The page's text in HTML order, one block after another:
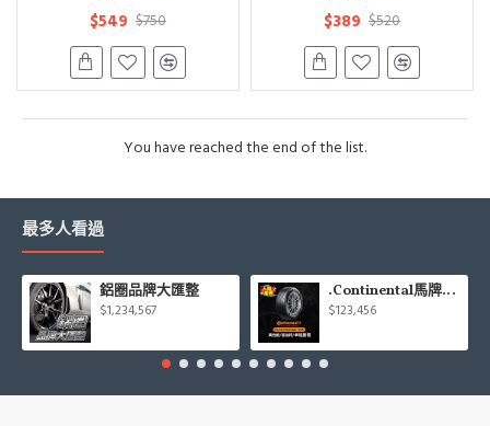
$549 $750 $389 $520
You have reached the end of the list.
最多人看過
鋁圈品牌大匯整
$1,234,567
.Continental馬牌CCK輪胎特價專區
$123,456